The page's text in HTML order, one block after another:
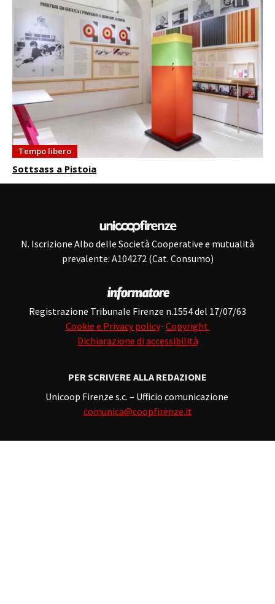
Tempo libero
Sottsass a Pistoia
N. Iscrizione Albo delle Società Cooperative e mutualità
prevalente: A104272 (Cat. Consumo)
Registrazione Tribunale Firenze n.1554 del 17/07/63
Cookie e Privacy policy· Copyright
Dichiarazione di accessibilità
PER SCRIVERE ALLA REDAZIONE
Unicoop Firenze s.c. – Ufficio comunicazione
comunica@coopfirenze.it